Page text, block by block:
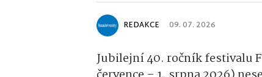
REDAKCE 09. 07. 2026
Jubilejní 40. ročník festivalu